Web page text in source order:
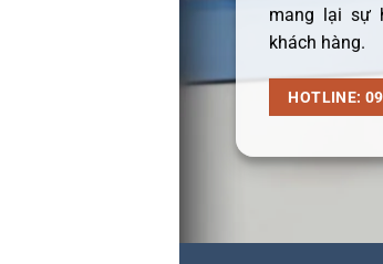
mang lại sự
khách hàng.
HOTLINE: